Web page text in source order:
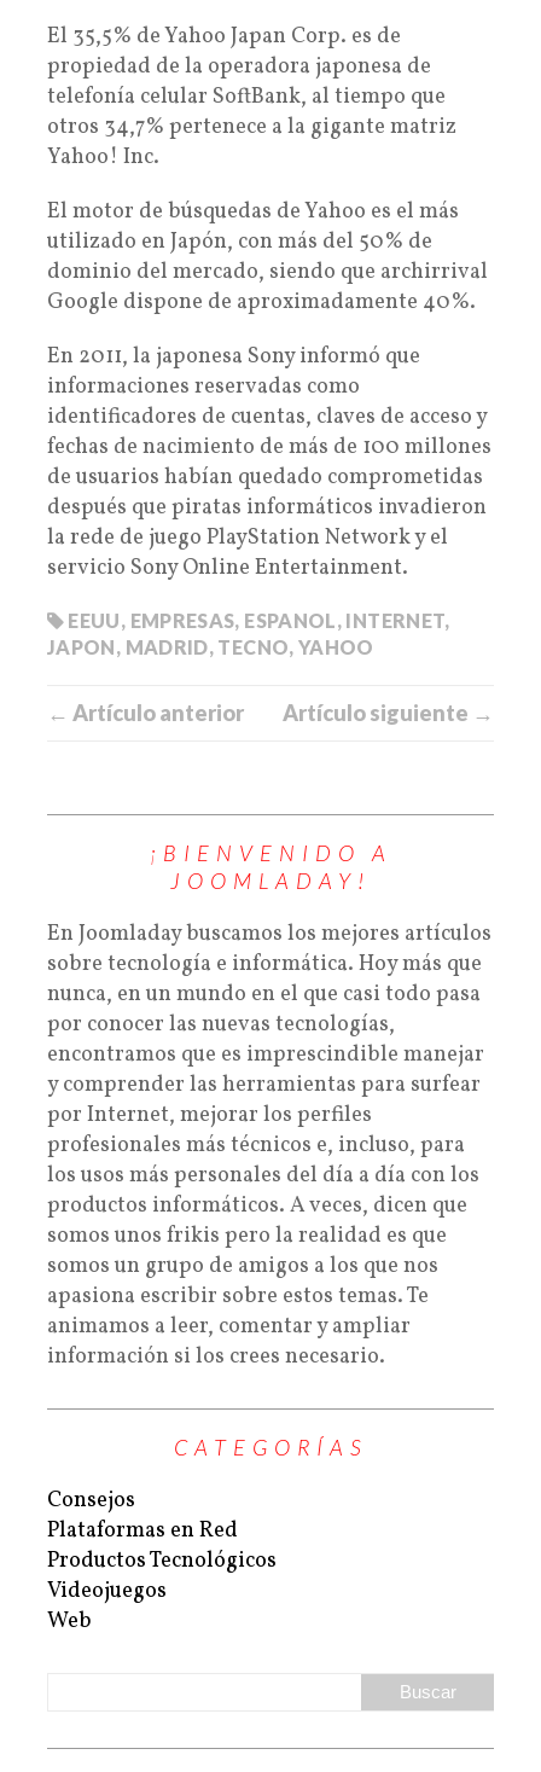
El 35,5% de Yahoo Japan Corp. es de
propiedad de la operadora japonesa de
telefonía celular SoftBank, al tiempo que
otros 34,7% pertenece a la gigante matriz
Yahoo! Inc.
El motor de búsquedas de Yahoo es el más
utilizado en Japón, con más del 50% de
dominio del mercado, siendo que archirrival
Google dispone de aproximadamente 40%.
En 2011, la japonesa Sony informó que
informaciones reservadas como
identificadores de cuentas, claves de acceso y
fechas de nacimiento de más de 100 millones
de usuarios habían quedado comprometidas
después que piratas informáticos invadieron
la rede de juego PlayStation Network y el
servicio Sony Online Entertainment.
EEUU, EMPRESAS, ESPANOL, INTERNET,
JAPON, MADRID, TECNO, YAHOO
← Artículo anterior Artículo siguiente →
¡BIENVENIDO A
JOOMLADAY!
En Joomladay buscamos los mejores artículos
sobre tecnología e informática. Hoy más que
nunca, en un mundo en el que casi todo pasa
por conocer las nuevas tecnologías,
encontramos que es imprescindible manejar
y comprender las herramientas para surfear
por Internet, mejorar los perfiles
profesionales más técnicos e, incluso, para
los usos más personales del día a día con los
productos informáticos. A veces, dicen que
somos unos frikis pero la realidad es que
somos un grupo de amigos a los que nos
apasiona escribir sobre estos temas. Te
animamos a leer, comentar y ampliar
información si los crees necesario.
CATEGORÍAS
Consejos
Plataformas en Red
Productos Tecnológicos
Videojuegos
Web